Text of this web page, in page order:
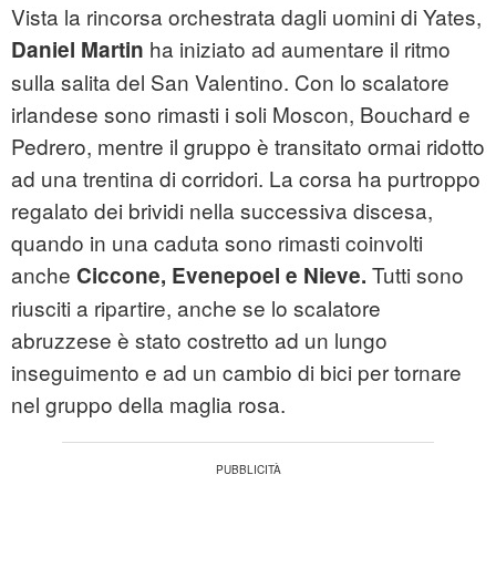
Vista la rincorsa orchestrata dagli uomini di Yates,
Daniel Martin ha iniziato ad aumentare il ritmo
sulla salita del San Valentino. Con lo scalatore
irlandese sono rimasti i soli Moscon, Bouchard e
Pedrero, mentre il gruppo è transitato ormai ridotto
ad una trentina di corridori. La corsa ha purtroppo
regalato dei brividi nella successiva discesa,
quando in una caduta sono rimasti coinvolti
anche Ciccone, Evenepoel e Nieve. Tutti sono
riusciti a ripartire, anche se lo scalatore
abruzzese è stato costretto ad un lungo
inseguimento e ad un cambio di bici per tornare
nel gruppo della maglia rosa.